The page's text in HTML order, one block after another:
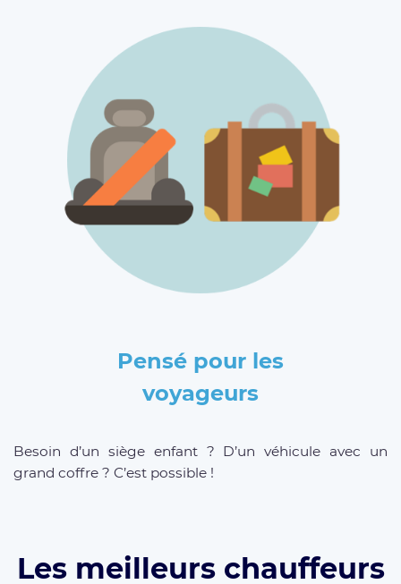
Pensé pour les
voyageurs
Besoin d’un siège enfant ? D’un véhicule avec un
grand coffre ? C’est possible !
Les meilleurs chauffeurs